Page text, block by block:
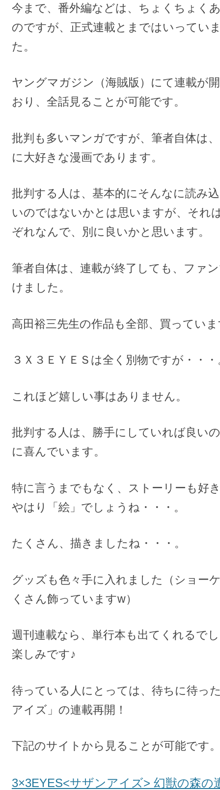
今まで、番外編などは、ちょくちょく
のですが、正式連載とまではいってい
た。
ヤングマガジン（海賊版）にて連載が
おり、全話見ることが可能です。
批判も多いマンガですが、筆者自体は
に大好きな漫画であります。
批判する人は、基本的にそんなに読み
いのではないかとは思いますが、それ
ぞれなんで、別に良いかと思います。
筆者自体は、連載が終了しても、ファ
けました。
高田裕三先生の作品も全部、買ってい
３Ｘ３ＥＹＥＳは全く別物ですが・・・
これほど嬉しい事はありません。
批判する人は、勝手にしていれば良い
に喜んでいます。
特に言うまでもなく、ストーリーも好
やはり「絵」でしょうね・・・。
たくさん、描きましたね・・・。
グッズも色々手に入れました（ショー
くさん飾っていますw）
週刊連載なら、単行本も出てくれるで
楽しみです♪
待っている人にとっては、待ちに待っ
アイズ」の連載再開！
下記のサイトから見ることが可能です
3×3EYES<サザンアイズ> 幻獣の森の